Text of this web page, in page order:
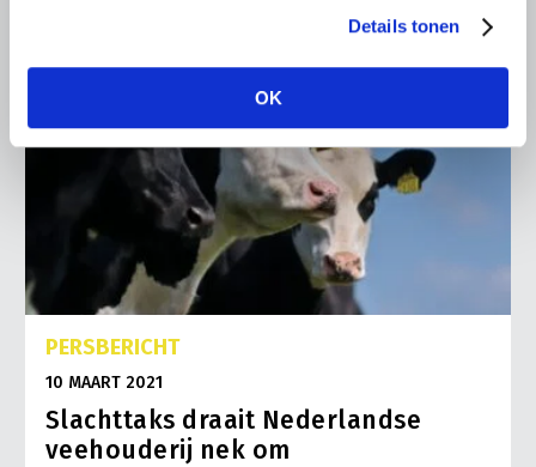
Details tonen
OK
PERSBERICHT
10 MAART 2021
Slachttaks draait Nederlandse
veehouderij nek om